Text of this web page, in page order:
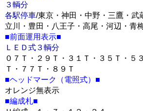
３輌分
各駅停車/東京・神田・中野・三鷹・武
立川・豊田・八王子・高尾・河辺・青
■前面運用表示■
ＬＥＤ式３輌分
０７Ｔ・２９Ｔ・３１Ｔ・３５Ｔ・５
Ｔ・７７Ｔ・８９Ｔ
■ヘッドマーク（電照式）■
オレンジ無表示
■編成札■